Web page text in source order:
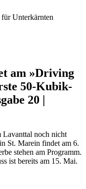
Unterkärnten
am »Driving
50-Kubik-
20 |
Lavanttal noch nicht
St. Marein findet am 6.
stehen am Programm.
ist bereits am 15. Mai.